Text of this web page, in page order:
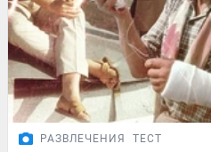
РАЗВЛЕЧЕНИЯ ТЕСТ